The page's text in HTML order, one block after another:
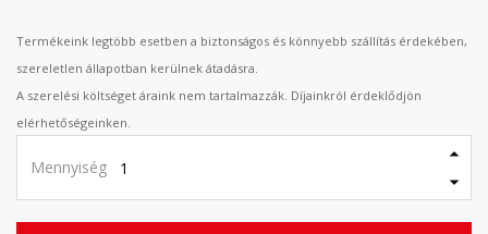
Termékeink legtöbb esetben a biztonságos és könnyebb szállítás érdekében,
szereletlen állapotban kerülnek átadásra.
A szerelési költséget áraink nem tartalmazzák. Díjainkról érdeklődjön
elérhetőségeinken.
Mennyiség